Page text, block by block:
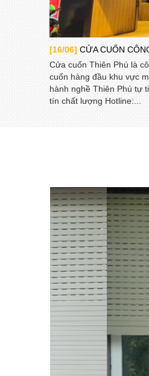
[16/06] CỬA CUỐN
Cửa cuốn Thiên Phú là
cuốn hàng đầu khu vực
hành nghề Thiên Phú tự
tín chất lượng Hotline:...